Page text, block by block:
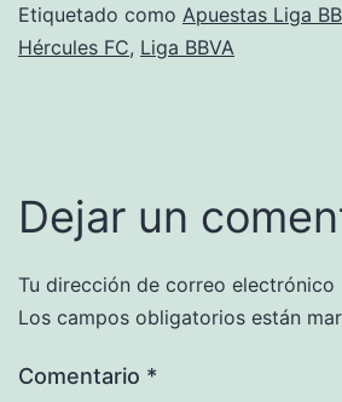
Etiquetado como Apuestas Liga
Hércules FC, Liga BBVA
Dejar un
Tu dirección de correo electrónico
Los campos obligatorios están
Comentario *